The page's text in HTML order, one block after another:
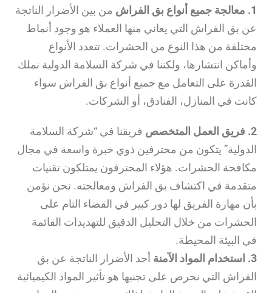
1. معالجة جميع أنواع بق الفراش
من بين الأضرار الناتجة
عن بق الفراش التي يعاني منها العملاء هو وجود أنماط
مختلفة من هذا النوع من الحشرات. تتعدد الأنواع
وأماكن انتشارها، ولكننا في شركة السلامة الدولية نملك
القدرة على التعامل مع جميع أنواع بق الفراش سواء
كانت في المنازل، الفنادق، أو الشركات.
2. فريق العمل المتخصص
فريقنا في “شركة السلامة
الدولية” يتكون من محترفين ذوي خبرة واسعة في مجال
مكافحة الحشرات. هؤلاء المحترفون يمتلكون تقنيات
متقدمة في اكتشاف بق الفراش ومعالجته. نحن نؤمن
بأن مهارة الفريق لها دور كبير في القضاء التام على
الحشرات من خلال التحليل الدقيق للتهديدات القائمة
في البيئة المحيطة.
3. استخدام المواد الآمنة
أحد الأضرار الناتجة عن بق
الفراش التي نحرص على تجنبها هو تأثير المواد الكيميائية